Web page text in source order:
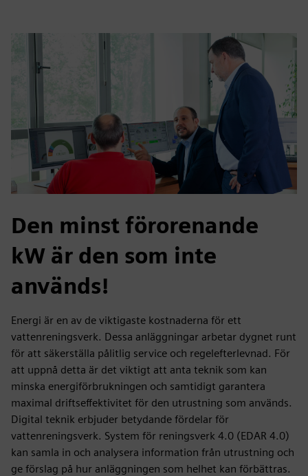
Den minst förorenande
kW är den som inte
används!
Energi är en av de viktigaste kostnaderna för ett
vattenreningsverk. Dessa anläggningar arbetar dygnet runt
för att säkerställa pålitlig service och regelefterlevnad. För
att uppnå detta är det viktigt att anta teknik som kan
minska energiförbrukningen och samtidigt garantera
maximal driftseffektivitet för den utrustning som används.
Digital teknik erbjuder betydande fördelar för
vattenreningsverk. System för reningsverk 4.0 (EDAR 4.0)
kan samla in och analysera information från utrustning och
ge förslag på hur anläggningen som helhet kan förbättras.